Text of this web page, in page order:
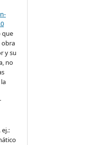
que
obra
y su
no